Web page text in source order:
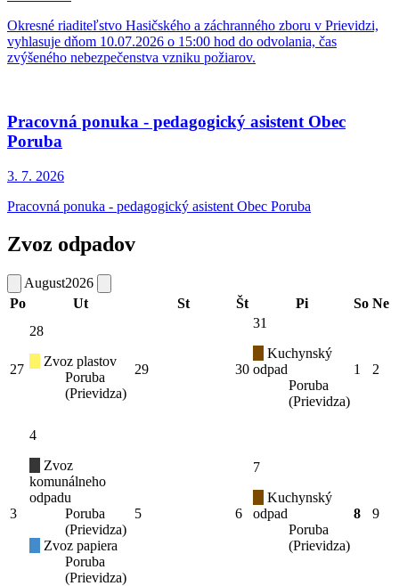
Okresné riaditeľstvo Hasičského a záchranného zboru v Prievidzi,
vyhlasuje dňom 10.07.2026 o 15:00 hod do odvolania, čas
zvýšeného nebezpečenstva vzniku požiarov.
Pracovná ponuka - pedagogický asistent Obec
Poruba
3. 7. 2026
Pracovná ponuka - pedagogický asistent Obec Poruba
Zvoz odpadov
August2026
Po
Ut St Št Pi So Ne
27
28
Zvoz plastov
Poruba
(Prievidza)
29 30
31
Kuchynský
odpad
Poruba
(Prievidza)
1 2
3
4
Zvoz
komunálneho
odpadu
Poruba
(Prievidza)
Zvoz papiera
Poruba
(Prievidza)
5 6
7
Kuchynský
odpad
Poruba
(Prievidza)
8 9